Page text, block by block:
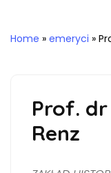
Home » emeryci »
Prof.
Renz